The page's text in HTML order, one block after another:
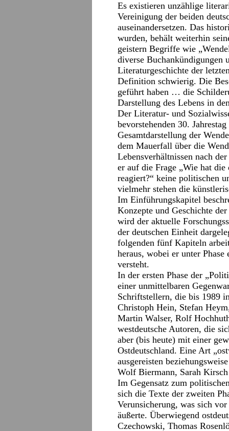
Es existieren unzählige
Vereinigung der beiden
auseinandersetzen. Das
wurden, behält weiterhin
geistern Begriffe wie
diverse Buchankündigungen
Literaturgeschichte der
Definition schwierig. Die
geführt haben … die
Darstellung des Lebens in
Der Literatur- und
bevorstehenden 30.
Gesamtdarstellung der
dem Mauerfall über die
Lebensverhältnissen nach
er auf die Frage „Wie hat
reagiert?“ keine politischen
vielmehr stehen die
Im Einführungskapitel
Konzepte und Geschichte
wird der aktuelle
der deutschen Einheit
folgenden fünf Kapiteln
heraus, wobei er unter
versteht.
In der ersten Phase der
einer unmittelbaren
Schriftstellern, die bis 1989
Christoph Hein, Stefan
Martin Walser, Rolf
westdeutsche Autoren, die
aber (bis heute) mit einer
Ostdeutschland. Eine Art
ausgereisten
Wolf Biermann, Sarah
Im Gegensatz zum
sich die Texte der zweiten
Verunsicherung, was sich
äußerte. Überwiegend
Czechowski, Thomas